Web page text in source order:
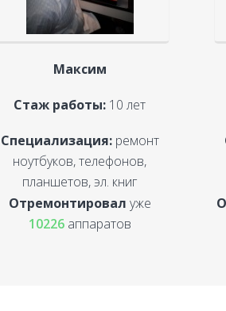
Максим
Стаж работы: 10 лет
Специализация:ремонт
ноутбуков, телефонов,
планшетов, эл. книг
Отремонтировал уже
10226аппаратов